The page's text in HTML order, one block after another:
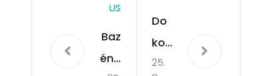
US
Baz
éno
Do
kon
alý
25.